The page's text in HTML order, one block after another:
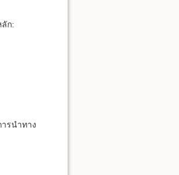
ก:
รนำทาง